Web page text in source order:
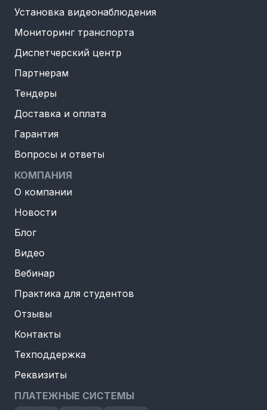
Установка видеонаблюдения
Мониторинг транспорта
Диспетчерский центр
Партнерам
Тендеры
Доставка и оплата
Гарантия
Вопросы и ответы
КОМПАНИЯ
О компании
Новости
Блог
Видео
Вебинар
Практика для студентов
Отзывы
Контакты
Техподдержка
Реквизиты
ПЛАТЕЖНЫЕ СИСТЕМЫ